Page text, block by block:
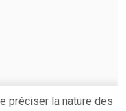
préciser la nature des